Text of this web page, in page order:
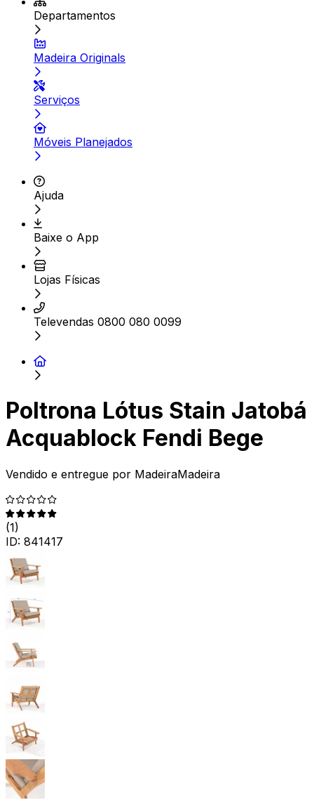
Departamentos
Madeira Originals
Serviços
Móveis Planejados
Ajuda
Baixe o App
Lojas Físicas
Televendas 0800 080 0099
Poltrona Lótus Stain Jatobá
Acquablock Fendi Bege
Vendido e entregue por MadeiraMadeira
(1)
ID: 841417